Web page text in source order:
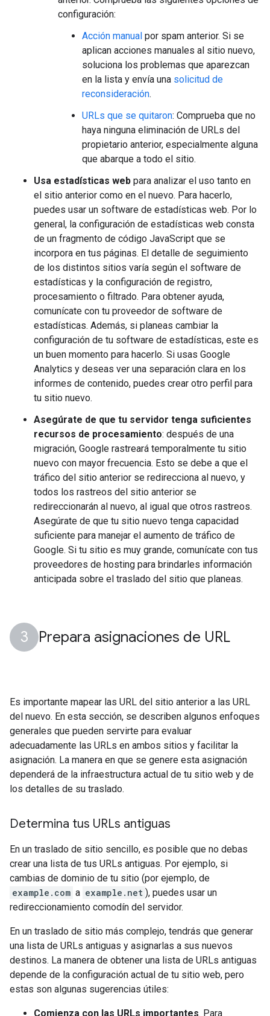
configuración:
Acción manual por spam anterior. Si se
aplican acciones manuales al sitio nuevo,
soluciona los problemas que aparezcan
en la lista y envía una solicitud de
reconsideración.
URLs que se quitaron: Comprueba que no
haya ninguna eliminación de URLs del
propietario anterior, especialmente alguna
que abarque a todo el sitio.
Usa estadísticas web para analizar el uso tanto en
el sitio anterior como en el nuevo. Para hacerlo,
puedes usar un software de estadísticas web. Por lo
general, la configuración de estadísticas web consta
de un fragmento de código JavaScript que se
incorpora en tus páginas. El detalle de seguimiento
de los distintos sitios varía según el software de
estadísticas y la configuración de registro,
procesamiento o filtrado. Para obtener ayuda,
comunícate con tu proveedor de software de
estadísticas. Además, si planeas cambiar la
configuración de tu software de estadísticas, este es
un buen momento para hacerlo. Si usas Google
Analytics y deseas ver una separación clara en los
informes de contenido, puedes crear otro perfil para
tu sitio nuevo.
Asegúrate de que tu servidor tenga suficientes
recursos de procesamiento: después de una
migración, Google rastreará temporalmente tu sitio
nuevo con mayor frecuencia. Esto se debe a que el
tráfico del sitio anterior se redirecciona al nuevo, y
todos los rastreos del sitio anterior se
redireccionarán al nuevo, al igual que otros rastreos.
Asegúrate de que tu sitio nuevo tenga capacidad
suficiente para manejar el aumento de tráfico de
Google. Si tu sitio es muy grande, comunícate con tus
proveedores de hosting para brindarles información
anticipada sobre el traslado del sitio que planeas.
Prepara asignaciones de URL
Es importante mapear las URL del sitio anterior a las URL
del nuevo. En esta sección, se describen algunos enfoques
generales que pueden servirte para evaluar
adecuadamente las URLs en ambos sitios y facilitar la
asignación. La manera en que se genere esta asignación
dependerá de la infraestructura actual de tu sitio web y de
los detalles de su traslado.
Determina tus URLs antiguas
En un traslado de sitio sencillo, es posible que no debas
crear una lista de tus URLs antiguas. Por ejemplo, si
cambias de dominio de tu sitio (por ejemplo, de
example.com a example.net ), puedes usar un
redireccionamiento comodín del servidor.
En un traslado de sitio más complejo, tendrás que generar
una lista de URLs antiguas y asignarlas a sus nuevos
destinos. La manera de obtener una lista de URLs antiguas
depende de la configuración actual de tu sitio web, pero
estas son algunas sugerencias útiles:
Comienza con las URLs importantes. Para